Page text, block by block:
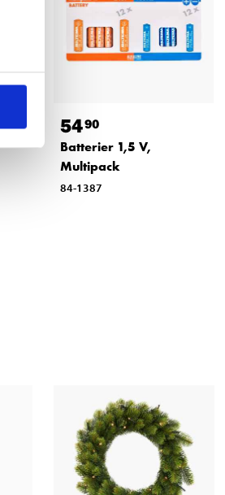
5490
Batterier 1,5 V,
Multipack
84-1387